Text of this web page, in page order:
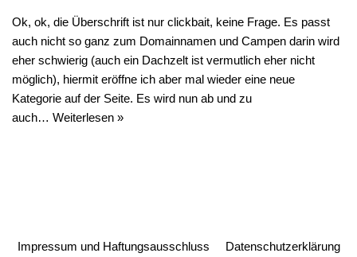
Ok, ok, die Überschrift ist nur clickbait, keine Frage. Es passt
auch nicht so ganz zum Domainnamen und Campen darin wird
eher schwierig (auch ein Dachzelt ist vermutlich eher nicht
möglich), hiermit eröffne ich aber mal wieder eine neue
Kategorie auf der Seite. Es wird nun ab und zu
auch… Weiterlesen »
Impressum und Haftungsausschluss
Datenschutzerklärung